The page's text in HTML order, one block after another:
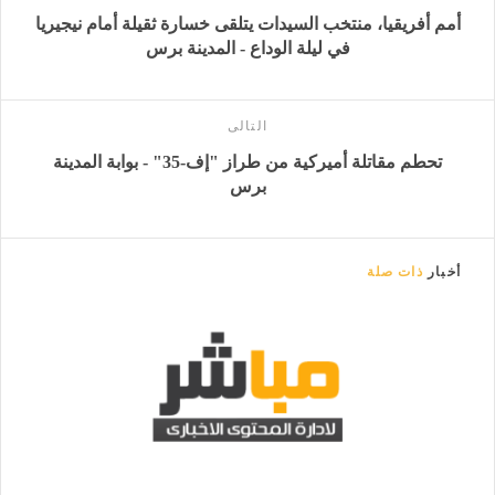
أمم أفريقيا، منتخب السيدات يتلقى خسارة ثقيلة أمام نيجيريا
في ليلة الوداع - المدينة برس
التالى
تحطم مقاتلة أميركية من طراز "إف-35" - بوابة المدينة
برس
أخبار ذات صلة